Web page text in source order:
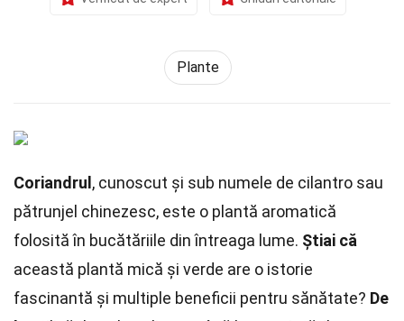
Plante
Coriandrul , cunoscut și sub numele de cilantro sau
pătrunjel chinezesc, este o plantă aromatică
folosită în bucătăriile din întreaga lume. Știai că
această plantă mică și verde are o istorie
fascinantă și multiple beneficii pentru sănătate? De